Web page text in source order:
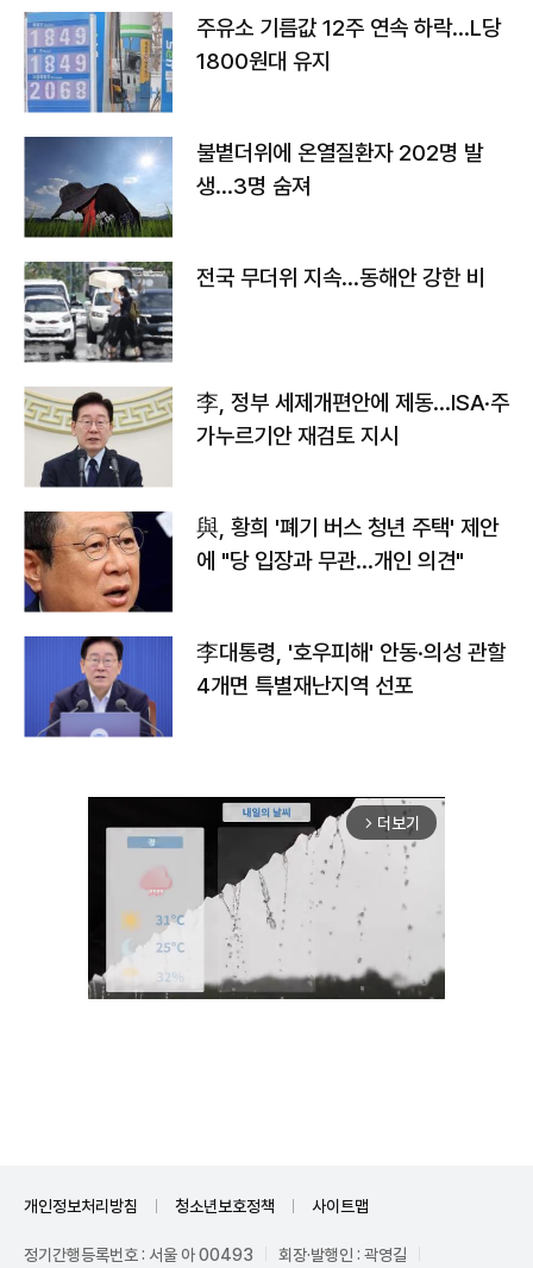
주유소 기름값 12주 연속 하락…L당
1800원대 유지
불볕더위에 온열질환자 202명 발
생…3명 숨져
전국 무더위 지속…동해안 강한 비
李, 정부 세제개편안에 제동…ISA·주
가누르기안 재검토 지시
與, 황희 '폐기 버스 청년 주택' 제안
에 "당 입장과 무관…개인 의견"
李대통령, '호우피해' 안동·의성 관할
4개면 특별재난지역 선포
arrow_forward_ios 더보기
개인정보처리방침 청소년보호정책 사이트맵
정기간행등록번호 : 서울 아 00493 회장·발행인 : 곽영길